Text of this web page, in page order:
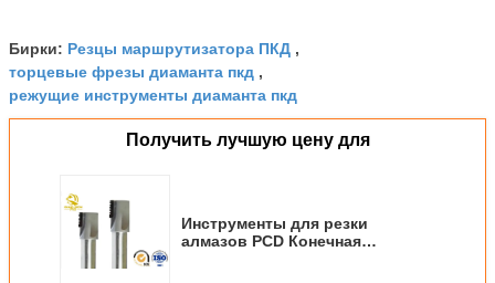
Бирки: Резцы маршрутизатора ПКД ,
торцевые фрезы диаманта пкд ,
режущие инструменты диаманта пкд
Получить лучшую цену для
Инструменты для резки
алмазов PCD Конечная